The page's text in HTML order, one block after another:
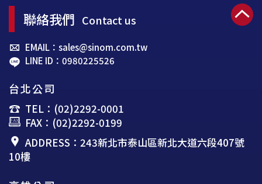
聯絡我們 Contact us
EMAIL：sales@sinom.com.tw
LINE ID：0980225526
台北公司
TEL：(02)2292-0001
FAX：(02)2292-0199
ADDRESS：243新北市泰山區新北大道六段407號
10樓